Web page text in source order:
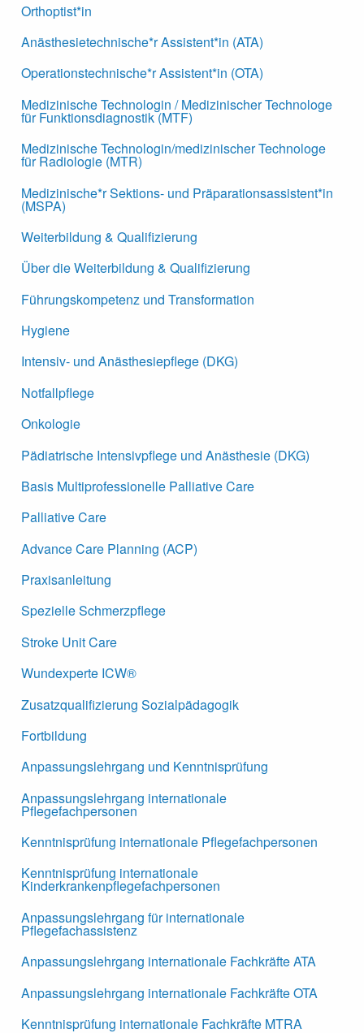
Orthoptist*in
Anästhesietechnische*r Assistent*in (ATA)
Operationstechnische*r Assistent*in (OTA)
Medizinische Technologin / Medizinischer Technologe
für Funktionsdiagnostik (MTF)
Medizinische Technologin/medizinischer Technologe
für Radiologie (MTR)
Medizinische*r Sektions- und Präparationsassistent*in
(MSPA)
Weiterbildung & Qualifizierung
Über die Weiterbildung & Qualifizierung
Führungskompetenz und Transformation
Hygiene
Intensiv- und Anästhesiepflege (DKG)
Notfallpflege
Onkologie
Pädiatrische Intensivpflege und Anästhesie (DKG)
Basis Multiprofessionelle Palliative Care
Palliative Care
Advance Care Planning (ACP)
Praxisanleitung
Spezielle Schmerzpflege
Stroke Unit Care
Wundexperte ICW®
Zusatzqualifizierung Sozialpädagogik
Fortbildung
Anpassungslehrgang und Kenntnisprüfung
Anpassungslehrgang internationale
Pflegefachpersonen
Kenntnisprüfung internationale Pflegefachpersonen
Kenntnisprüfung internationale
Kinderkrankenpflegefachpersonen
Anpassungslehrgang für internationale
Pflegefachassistenz
Anpassungslehrgang internationale Fachkräfte ATA
Anpassungslehrgang internationale Fachkräfte OTA
Kenntnisprüfung internationale Fachkräfte MTRA